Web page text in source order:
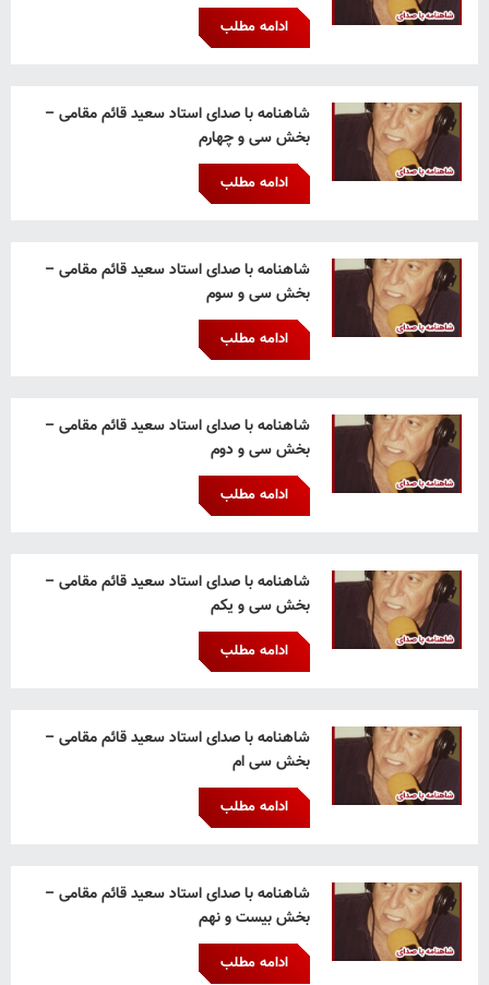
ادامه مطلب
شاهنامه با صدای استاد سعید قائم‌ مقامی –
بخش سی و چهارم
ادامه مطلب
شاهنامه با صدای استاد سعید قائم‌ مقامی –
بخش سی و سوم
ادامه مطلب
شاهنامه با صدای استاد سعید قائم‌ مقامی –
بخش سی و دوم
ادامه مطلب
شاهنامه با صدای استاد سعید قائم‌ مقامی –
بخش سی و یکم
ادامه مطلب
شاهنامه با صدای استاد سعید قائم‌ مقامی –
بخش سی ام
ادامه مطلب
شاهنامه با صدای استاد سعید قائم‌ مقامی –
بخش بیست و نهم
ادامه مطلب